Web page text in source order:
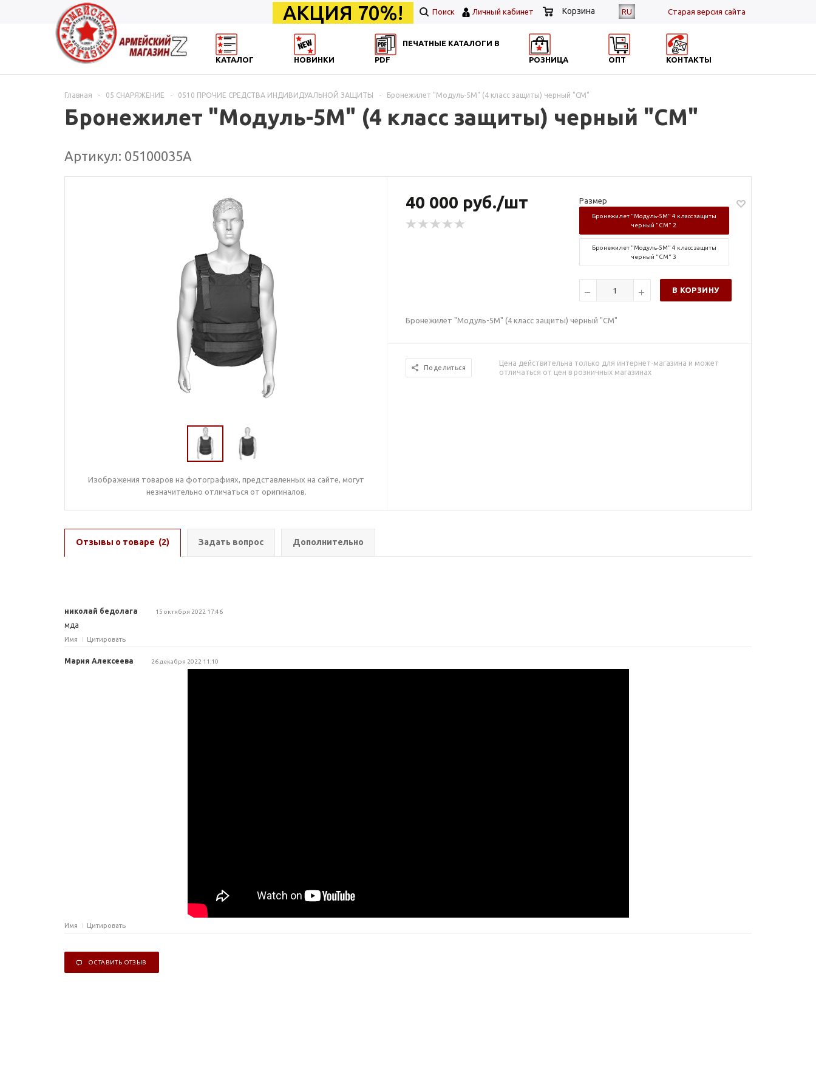
RU Cтарая версия сайта
АКЦИЯ 70%! Поиск Личный кабинет Корзина
КАТАЛОГ НОВИНКИ
ПЕЧАТНЫЕ КАТАЛОГИ В
PDF
РОЗНИЦА ОПТ КОНТАКТЫ
Главная - 05 СНАРЯЖЕНИЕ - 0510 ПРОЧИЕ СРЕДСТВА ИНДИВИДУАЛЬНОЙ ЗАЩИТЫ - Бронежилет "Модуль-5М" (4 класс защиты) черный "СМ"
Бронежилет "Модуль-5М" (4 класс защиты) черный "СМ"
Артикул: 05100035А
Изображения товаров на фотографиях, представленных на сайте, могут
незначительно отличаться от оригиналов.
40 000 руб./шт Размер
Бронежилет "Модуль-5М" 4 класс защиты
черный "СМ" 2
Бронежилет "Модуль-5М" 4 класс защиты
черный "СМ" 3
В КОРЗИНУ
Бронежилет "Модуль-5М" (4 класс защиты) черный "СМ"
Поделиться
Цена действительна только для интернет-магазина и может
отличаться от цен в розничных магазинах
Отзывы о товаре (2) Задать вопрос Дополнительно
николай бедолага 15 октября 2022 17:46
мда
Имя Цитировать
Мария Алексеева 26 декабря 2022 11:10
Имя Цитировать
ОСТАВИТЬ ОТЗЫВ